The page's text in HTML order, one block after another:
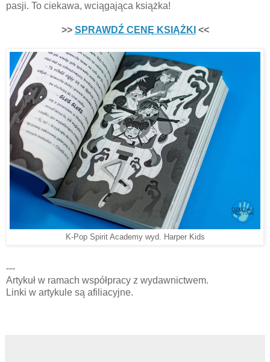
pasji. To ciekawa, wciągająca książka!
>> SPRAWDŹ CENĘ KSIĄŻKI <<
K-Pop Spirit Academy wyd. Harper Kids
---
Artykuł w ramach współpracy z wydawnictwem.
Linki w artykule są afiliacyjne.